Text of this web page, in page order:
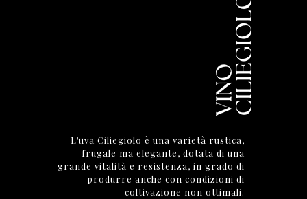
L’uva Ciliegiolo è una varietà rustica,
frugale ma elegante, dotata di una
grande vitalità e resistenza, in grado di
produrre anche con condizioni di
coltivazione non ottimali.